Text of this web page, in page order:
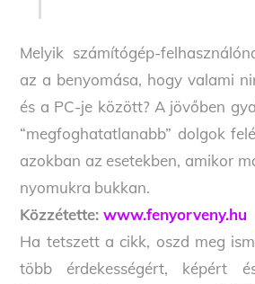
Melyik számítógép-
az a benyomása, hogy valami
és a PC-je között? A jövőben
“megfoghatatlanabb” dolgok
azokban az esetekben, amikor
nyomukra bukkan.
Közzétette:www.fenyorveny.hu
Ha tetszett a cikk, oszd meg
több érdekességért, képért